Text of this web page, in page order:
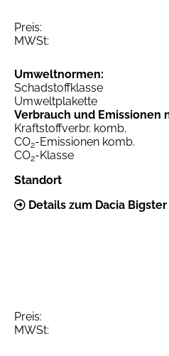
Preis:
MWSt:
Umweltnormen:
Schadstoffklasse
Umweltplakette
Verbrauch und Emissionen
Kraftstoffverbr. komb.
CO2-Emissionen komb.
CO2-Klasse
Standort
Details zum Dacia
Preis:
MWSt: